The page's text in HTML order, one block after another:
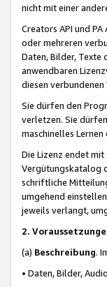
nicht mit einer
Creators API und
oder mehreren
Daten, Bilder, Texte
anwendbaren
diesen
Sie dürfen den
verletzen. Sie
maschinelles
Die Lizenz endet
Vergütungskatalog
schriftliche
umgehend
jeweils verlangt,
2.
(a) Beschreibung.
• Daten, Bilder,